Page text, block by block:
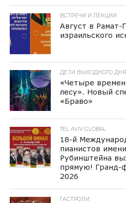
ВСТРЕЧИ И ЛЕКЦИИ
Август в Рамат-
израильского
ДЕТИ ВЫХОДНОГО ДНЯ
«Четыре
лесу». Новый
«Браво»
TEL AVIV GLOBAL
18-й
пианистов
Рубинштейна
прямую! Гранд-
2026
ГАСТРОЛИ